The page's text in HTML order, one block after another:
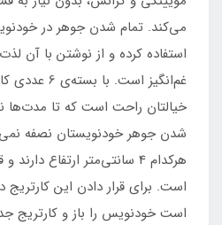
می‌کند. تمام شدن جوهر در
استفاده کرده و از نوشتن با آن
غم‌انگیز
خیالتان راحت است که تا مدت‌ها
شدن جوهر خودنویستان نصفه
است. برای قرار دادن این کارتریج
است خودنویس را باز و کارتریج